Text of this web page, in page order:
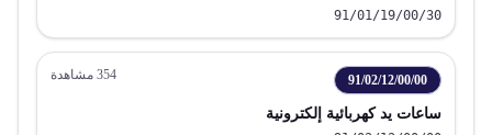
91/01/19/00/30
91/02/12/00/00
354 مشاهدة
ساعات يد كهربائية إلكترونية